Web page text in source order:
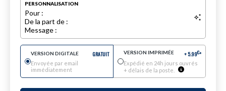
PERSONNALISATION
Pour :
De la part de :
Message :
VERSION DIGITALE GRATUIT
Envoyée par email
immédiatement
VERSION IMPRIMÉE +5.99€*
Expédié en 24h jours ouvrés
+ délais de la poste.